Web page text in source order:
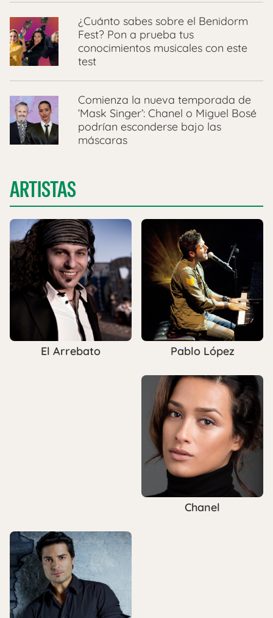
¿Cuánto sabes sobre el Benidorm
Fest? Pon a prueba tus
conocimientos musicales con este
test
Comienza la nueva temporada de
‘Mask Singer’: Chanel o Miguel Bosé
podrían esconderse bajo las
máscaras
ARTISTAS
El Arrebato Pablo López
Chanel